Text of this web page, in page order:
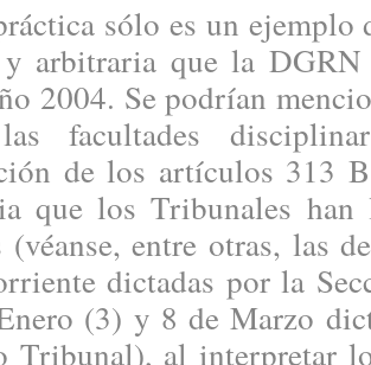
sólo es un ejemplo
arbitraria que la DGRN
2004. Se podrían
facultades
de los artículos 313
que los Tribunales
(véanse, entre otras, las
dictadas por la
(3) y 8 de Marzo
Tribunal), al interpretar